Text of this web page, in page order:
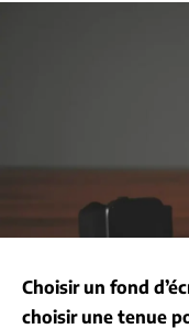
Choisir un fond
choisir une tenue